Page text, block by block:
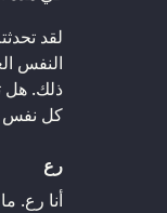
لقد
النفس
ذلك. هل
كل نفس
رع
أنا رع.